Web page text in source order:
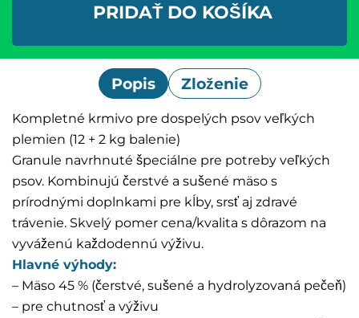
PRIDAŤ DO KOŠÍKA
Popis Zloženie
Kompletné krmivo pre dospelých psov veľkých
plemien (12 + 2 kg balenie)
Granule navrhnuté špeciálne pre potreby veľkých
psov. Kombinujú čerstvé a sušené mäso s
prírodnými doplnkami pre kĺby, srsť aj zdravé
trávenie. Skvelý pomer cena/kvalita s dôrazom na
vyváženú každodennú výživu.
Hlavné výhody:
– Mäso 45 % (čerstvé, sušené a hydrolyzovaná pečeň)
– pre chutnosť a výživu